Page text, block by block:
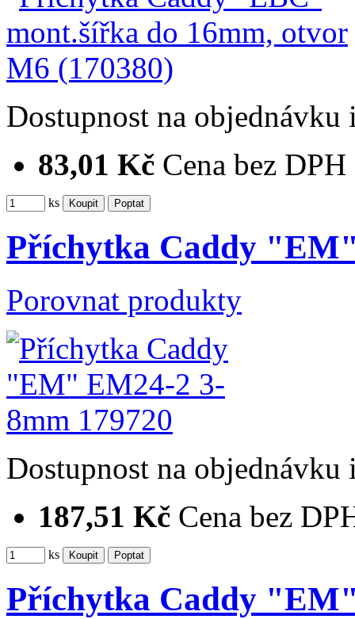
Dostupnost na objednávku
83,01 Kč Cena bez DPH
ks
Příchytka Caddy
Porovnat produkty
Dostupnost na objednávku
187,51 Kč Cena bez
ks
Příchytka Caddy